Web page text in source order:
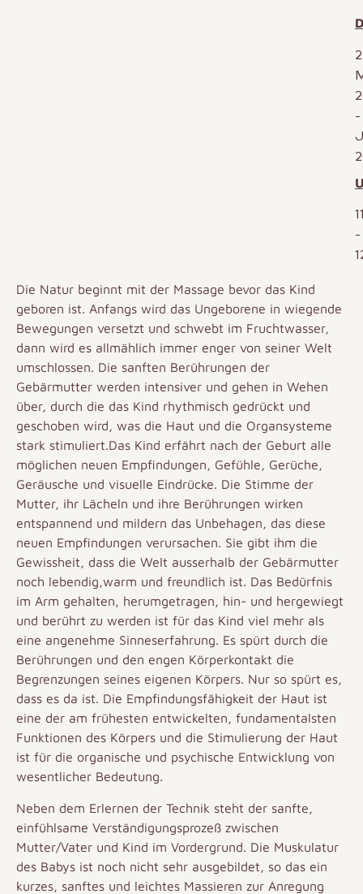
-
-
Die Natur beginnt mit der Massage bevor das Kind
geboren ist. Anfangs wird das Ungeborene in wiegende
Bewegungen versetzt und schwebt im Fruchtwasser,
dann wird es allmählich immer enger von seiner Welt
umschlossen. Die sanften Berührungen der
Gebärmutter werden intensiver und gehen in Wehen
über, durch die das Kind rhythmisch gedrückt und
geschoben wird, was die Haut und die Organsysteme
stark stimuliert.Das Kind erfährt nach der Geburt alle
möglichen neuen Empfindungen, Gefühle, Gerüche,
Geräusche und visuelle Eindrücke. Die Stimme der
Mutter, ihr Lächeln und ihre Berührungen wirken
entspannend und mildern das Unbehagen, das diese
neuen Empfindungen verursachen. Sie gibt ihm die
Gewissheit, dass die Welt ausserhalb der Gebärmutter
noch lebendig,warm und freundlich ist. Das Bedürfnis
im Arm gehalten, herumgetragen, hin- und hergewiegt
und berührt zu werden ist für das Kind viel mehr als
eine angenehme Sinneserfahrung. Es spürt durch die
Berührungen und den engen Körperkontakt die
Begrenzungen seines eigenen Körpers. Nur so spürt es,
dass es da ist. Die Empfindungsfähigkeit der Haut ist
eine der am frühesten entwickelten, fundamentalsten
Funktionen des Körpers und die Stimulierung der Haut
ist für die organische und psychische Entwicklung von
wesentlicher Bedeutung.
Neben dem Erlernen der Technik steht der sanfte,
einfühlsame Verständigungsprozeß zwischen
Mutter/Vater und Kind im Vordergrund. Die Muskulatur
des Babys ist noch nicht sehr ausgebildet, so das ein
kurzes, sanftes und leichtes Massieren zur Anregung